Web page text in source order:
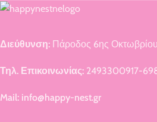
Διεύθυνση: Πάροδος 6ης
Τηλ. Επικοινωνίας: 2493300917-
Mail: info@happy-nest.gr